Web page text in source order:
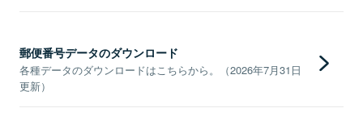
郵便番号データのダウンロード
各種データのダウンロードはこちらから。（2026年7月31日
更新）